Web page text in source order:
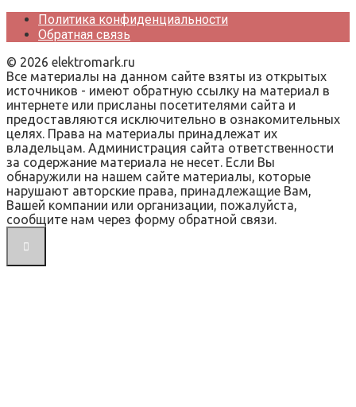
Политика конфиденциальности
Обратная связь
© 2026 elektromark.ru
Все материалы на данном сайте взяты из открытых
источников - имеют обратную ссылку на материал в
интернете или присланы посетителями сайта и
предоставляются исключительно в ознакомительных
целях. Права на материалы принадлежат их
владельцам. Администрация сайта ответственности
за содержание материала не несет. Если Вы
обнаружили на нашем сайте материалы, которые
нарушают авторские права, принадлежащие Вам,
Вашей компании или организации, пожалуйста,
сообщите нам через форму обратной связи.